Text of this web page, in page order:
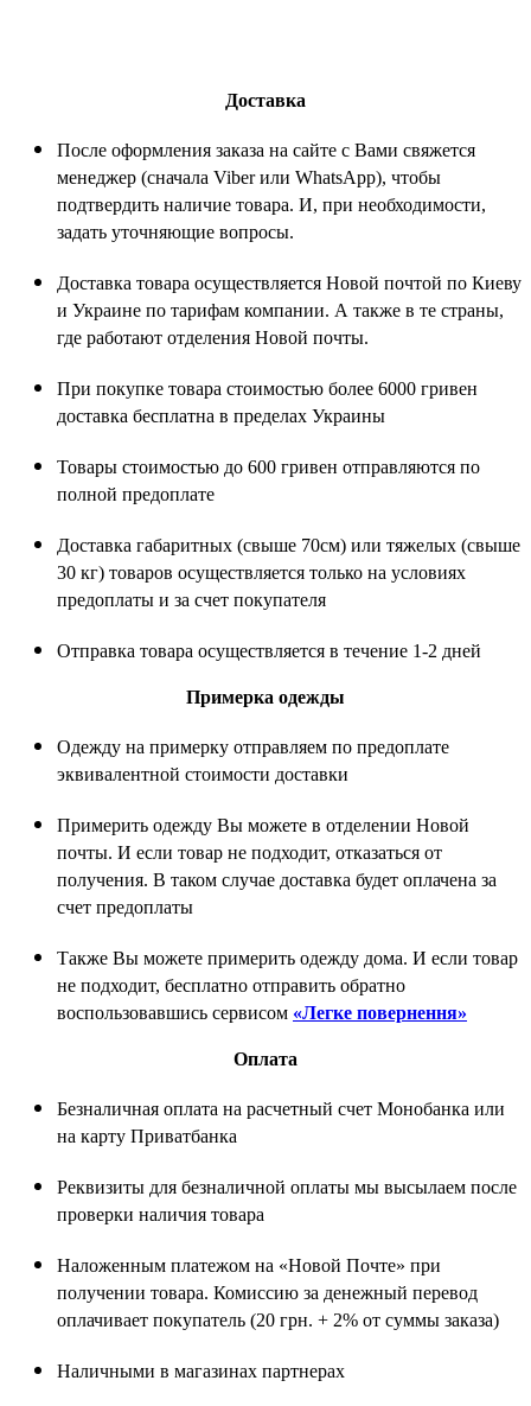
Доставка
После оформления заказа на сайте с Вами свяжется
менеджер (сначала Viber или WhatsApp), чтобы
подтвердить наличие товара. И, при необходимости,
задать уточняющие вопросы.
Доставка товара осуществляется Новой почтой по Киеву
и Украине по тарифам компании. А также в те страны,
где работают отделения Новой почты.
При покупке товара стоимостью более 6000 гривен
доставка бесплатна в пределах Украины
Товары стоимостью до 600 гривен отправляются по
полной предоплате
Доставка габаритных (свыше 70см) или тяжелых (свыше
30 кг) товаров осуществляется только на условиях
предоплаты и за счет покупателя
Отправка товара осуществляется в течение 1-2 дней
Примерка одежды
Одежду на примерку отправляем по предоплате
эквивалентной стоимости доставки
Примерить одежду Вы можете в отделении Новой
почты. И если товар не подходит, отказаться от
получения. В таком случае доставка будет оплачена за
счет предоплаты
Также Вы можете примерить одежду дома. И если товар
не подходит, бесплатно отправить обратно
воспользовавшись сервисом «Легке повернення»
Оплата
Безналичная оплата на расчетный счет Монобанка или
на карту Приватбанка
Реквизиты для безналичной оплаты мы высылаем после
проверки наличия товара
Наложенным платежом на «Новой Почте» при
получении товара. Комиссию за денежный перевод
оплачивает покупатель (20 грн. + 2% от суммы заказа)
Наличными в магазинах партнерах